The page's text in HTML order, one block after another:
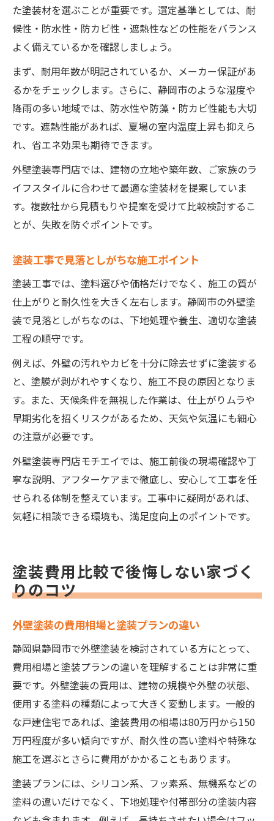
た塗装材を選ぶことが重要です。選定基準としては、耐
候性・防水性・防カビ性・遮熱性などの性能をバランス
よく備えているかを確認しましょう。
まず、耐用年数が明記されているか、メーカー保証があ
るかをチェックします。さらに、静岡市のような湿度や
降雨の多い地域では、防水性や防藻・防カビ性能も大切
です。遮熱性能があれば、夏場の室内温度上昇も抑えら
れ、省エネ効果も期待できます。
外壁塗装専門店では、建物の立地や築年数、ご家族のラ
イフスタイルに合わせて最適な塗装材を提案していま
す。複数社から見積もりや提案を受けて比較検討するこ
とが、失敗を防ぐポイントです。
塗装工事で見落としがちな施工ポイント
塗装工事では、塗料選びや価格だけでなく、施工の質が
仕上がりと耐久性を大きく左右します。静岡市の外壁塗
装で見落としがちなのは、下地処理や養生、適切な塗装
工程の順守です。
例えば、外壁の汚れやカビを十分に除去せずに塗装する
と、塗膜が剥がれやすくなり、施工不良の原因となりま
す。また、天候条件を無視した作業は、仕上がりムラや
早期劣化を招くリスクがあるため、天気や気温にも細心
の注意が必要です。
外壁塗装専門店モチエイでは、施工前後の現場確認や丁
寧な説明、アフターケアまで徹底し、安心して工事を任
せられる体制を整えています。工事中に疑問があれば、
気軽に相談できる環境も、満足度向上のポイントです。
塗装費用比較で後悔しない家づく
りのコツ
外壁塗装の費用相場と塗装プランの違い
静岡県静岡市で外壁塗装を検討されている方にとって、
費用相場と塗装プランの違いを理解することは非常に重
要です。外壁塗装の費用は、建物の規模や外壁の状態、
使用する塗料の種類によって大きく変動します。一般的
な戸建住宅であれば、塗装費用の相場は80万円から150
万円程度が多い傾向ですが、耐久性の高い塗料や特殊な
施工を選ぶとさらに費用がかかることもあります。
塗装プランには、シリコン系、フッ素系、無機系などの
塗料の違いだけでなく、下地処理や付帯部分の塗装内容